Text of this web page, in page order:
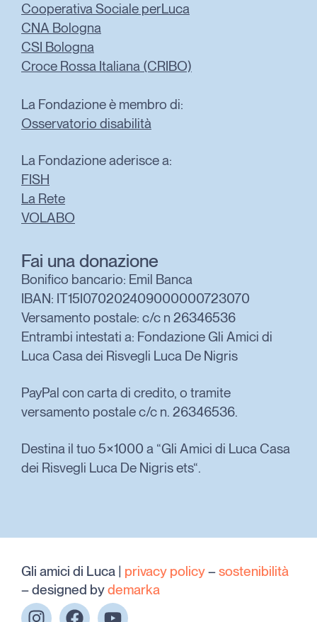
Cooperativa Sociale perLuca
CNA Bologna
CSI Bologna
Croce Rossa Italiana (CRIBO)
La Fondazione è membro di:
Osservatorio disabilità
La Fondazione aderisce a:
FISH
La Rete
VOLABO
Fai una donazione
Bonifico bancario: Emil Banca
IBAN: IT15I070202409000000723070
Versamento postale: c/c n 26346536
Entrambi intestati a: Fondazione Gli Amici di
Luca Casa dei Risvegli Luca De Nigris
PayPal con carta di credito, o tramite
versamento postale c/c n. 26346536.
Destina il tuo 5×1000 a “Gli Amici di Luca Casa
dei Risvegli Luca De Nigris ets“.
Gli amici di Luca | privacy policy–sostenibilità
– designed bydemarka